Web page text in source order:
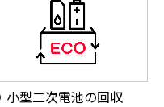
小型二次電池の回収